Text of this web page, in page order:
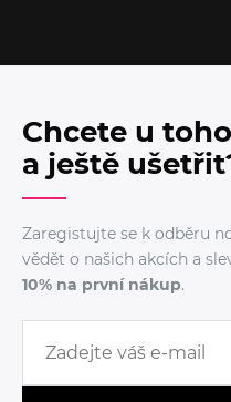
Chcete u
a ještě
Zaregistujte se k odběru
vědět o našich akcích a
10% na první nákup.